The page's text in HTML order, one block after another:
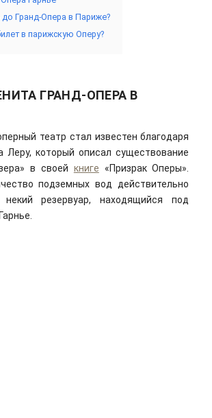
до Гранд-Опера в Париже?
в парижскую Оперу?
ГРАНД-ОПЕРА В
театр стал известен благодаря
Леру, который описал существование
в своей книге «Призрак Оперы».
подземных вод действительно
резервуар, находящийся под